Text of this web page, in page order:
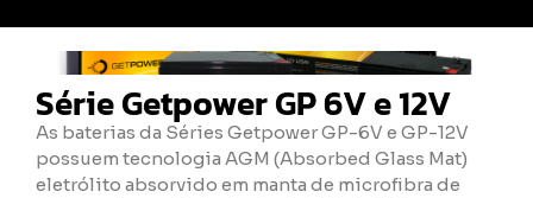
Série Getpower GP 6V e 12V
As baterias da Séries Getpower GP-6V e GP-12V
possuem tecnologia AGM (Absorbed Glass Mat)
eletrólito absorvido em manta de microfibra de